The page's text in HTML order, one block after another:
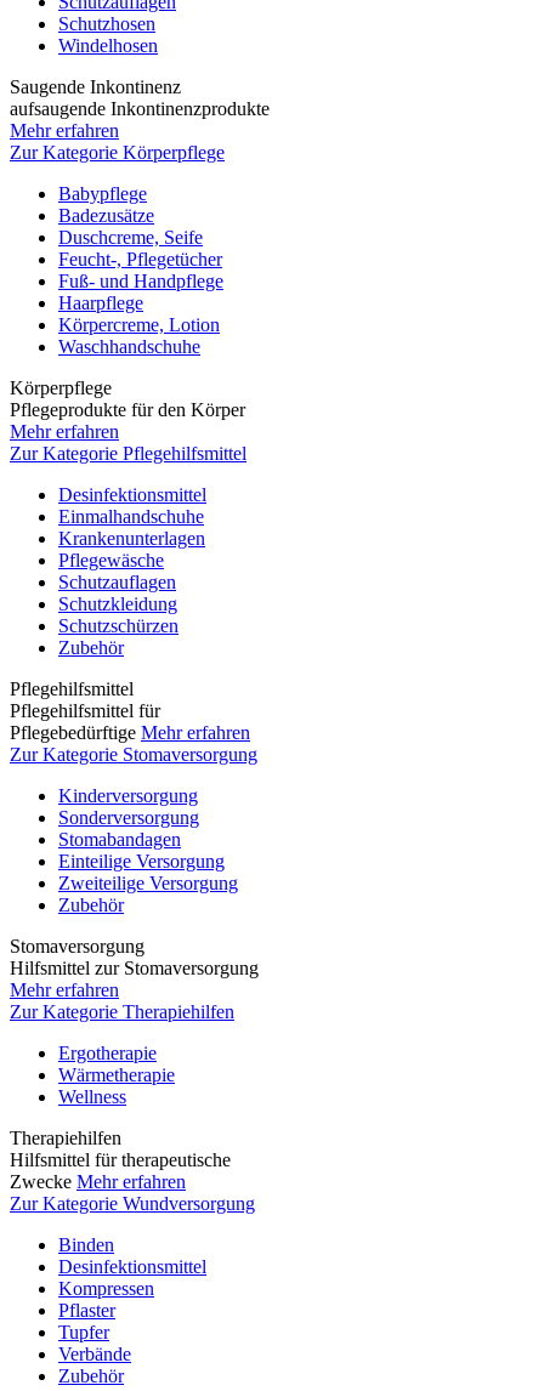
Schutzhosen
Windelhosen
Saugende Inkontinenz
aufsaugende Inkontinenzprodukte
Mehr erfahren
Zur Kategorie Körperpflege
Babypflege
Badezusätze
Duschcreme, Seife
Feucht-, Pflegetücher
Fuß- und Handpflege
Haarpflege
Körpercreme, Lotion
Waschhandschuhe
Körperpflege
Pflegeprodukte für den Körper
Mehr erfahren
Zur Kategorie Pflegehilfsmittel
Desinfektionsmittel
Einmalhandschuhe
Krankenunterlagen
Pflegewäsche
Schutzauflagen
Schutzkleidung
Schutzschürzen
Zubehör
Pflegehilfsmittel
Pflegehilfsmittel für
Pflegebedürftige Mehr erfahren
Zur Kategorie Stomaversorgung
Kinderversorgung
Sonderversorgung
Stomabandagen
Einteilige Versorgung
Zweiteilige Versorgung
Zubehör
Stomaversorgung
Hilfsmittel zur Stomaversorgung
Mehr erfahren
Zur Kategorie Therapiehilfen
Ergotherapie
Wärmetherapie
Wellness
Therapiehilfen
Hilfsmittel für therapeutische
Zwecke Mehr erfahren
Zur Kategorie Wundversorgung
Binden
Desinfektionsmittel
Kompressen
Pflaster
Tupfer
Verbände
Zubehör